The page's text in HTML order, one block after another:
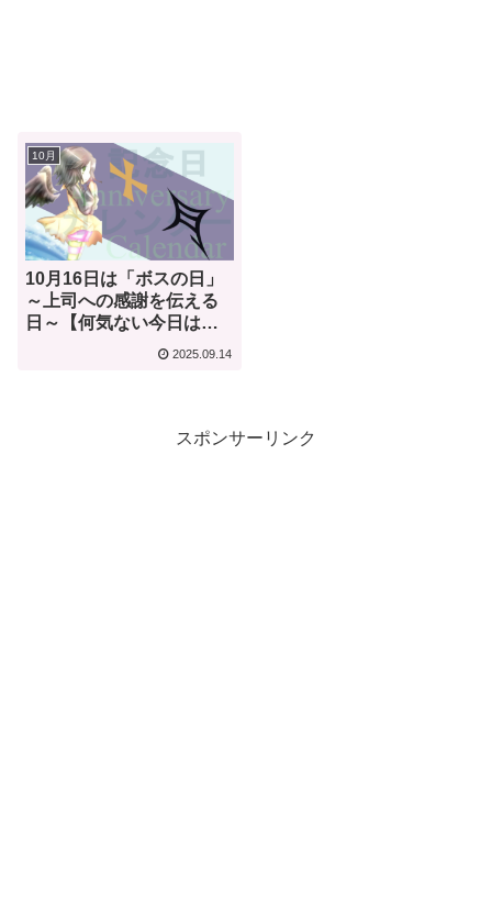
10月
10月16日は「ボスの日」
～上司への感謝を伝える
日～【何気ない今日は何
2025.09.14
スポンサーリンク